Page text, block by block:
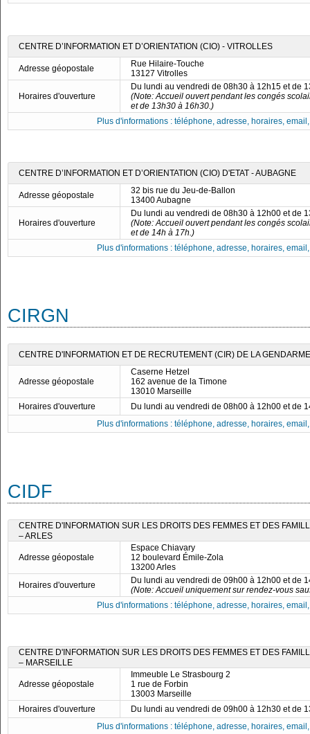
CENTRE D’INFORMATION ET D’ORIENTATION (CIO) - VITROLLES
Adresse géopostale
Rue Hilaire-Touche
13127 Vitrolles
Horaires d'ouverture
Du lundi au vendredi de 08h30 à 12h15 et de
(Note: Accueil ouvert pendant les congés
et de 13h30 à 16h30.)
Plus d'informations : téléphone, adresse, horaires,
CENTRE D’INFORMATION ET D’ORIENTATION (CIO) D'ETAT - AUBAGNE
Adresse géopostale
32 bis rue du Jeu-de-Ballon
13400 Aubagne
Horaires d'ouverture
Du lundi au vendredi de 08h30 à 12h00 et de
(Note: Accueil ouvert pendant les congés
et de 14h à 17h.)
Plus d'informations : téléphone, adresse, horaires,
CIRGN
CENTRE D'INFORMATION ET DE RECRUTEMENT (CIR) DE LA
Adresse géopostale
Caserne Hetzel
162 avenue de la Timone
13010 Marseille
Horaires d'ouverture
Du lundi au vendredi de 08h00 à 12h00 et de
Plus d'informations : téléphone, adresse, horaires,
CIDF
CENTRE D'INFORMATION SUR LES DROITS DES FEMMES ET DES
– ARLES
Adresse géopostale
Espace Chiavary
12 boulevard Émile-Zola
13200 Arles
Horaires d'ouverture
Du lundi au vendredi de 09h00 à 12h00 et de
(Note: Accueil uniquement sur rendez-vous
Plus d'informations : téléphone, adresse, horaires,
CENTRE D'INFORMATION SUR LES DROITS DES FEMMES ET DES
– MARSEILLE
Adresse géopostale
Immeuble Le Strasbourg 2
1 rue de Forbin
13003 Marseille
Horaires d'ouverture
Du lundi au vendredi de 09h00 à 12h30 et de
Plus d'informations : téléphone, adresse, horaires,